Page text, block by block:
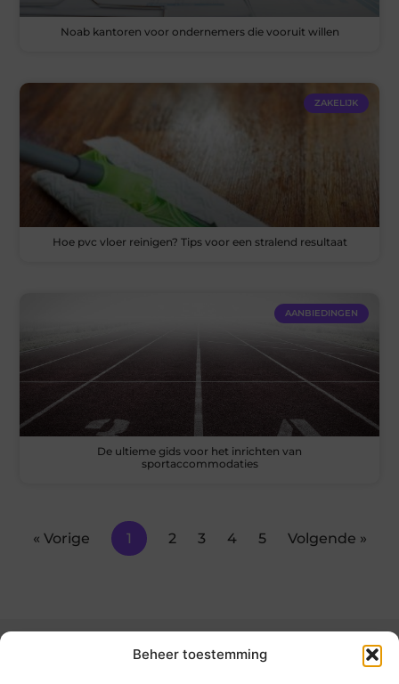
Beheer toestemming
Noab kantoren voor ondernemers die vooruit willen
ZAKELIJK
Hoe pvc vloer reinigen? Tips voor een stralend resultaat
AANBIEDINGEN
De ultieme gids voor het inrichten van
sportaccommodaties
« Vorige 1 2 3 4 5 Volgende »